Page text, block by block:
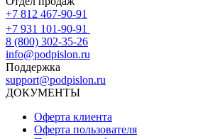
+7 812 467-90-91
+7 931 101-90-91
8 (800) 302-35-26
info@podpislon.ru
Поддержка
support@podpislon.ru
ДОКУМЕНТЫ
Оферта клиента
Оферта пользователя